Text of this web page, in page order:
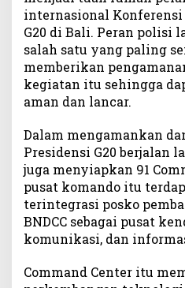
internasional
G20 di Bali. Peran polisi
salah satu yang paling
memberikan
kegiatan itu sehingga
aman dan lancar.
Dalam mengamankan
Presidensi G20 berjalan
juga menyiapkan 91
pusat komando itu
terintegrasi posko
BNDCC sebagai pusat
komunikasi, dan
Command Center itu